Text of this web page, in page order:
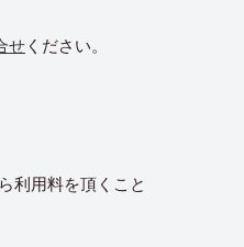
せ ください。
利用料を頂くこと